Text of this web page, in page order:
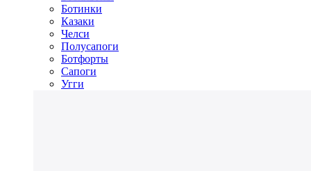
Ботинки
Казаки
Челси
Полусапоги
Ботфорты
Сапоги
Угги